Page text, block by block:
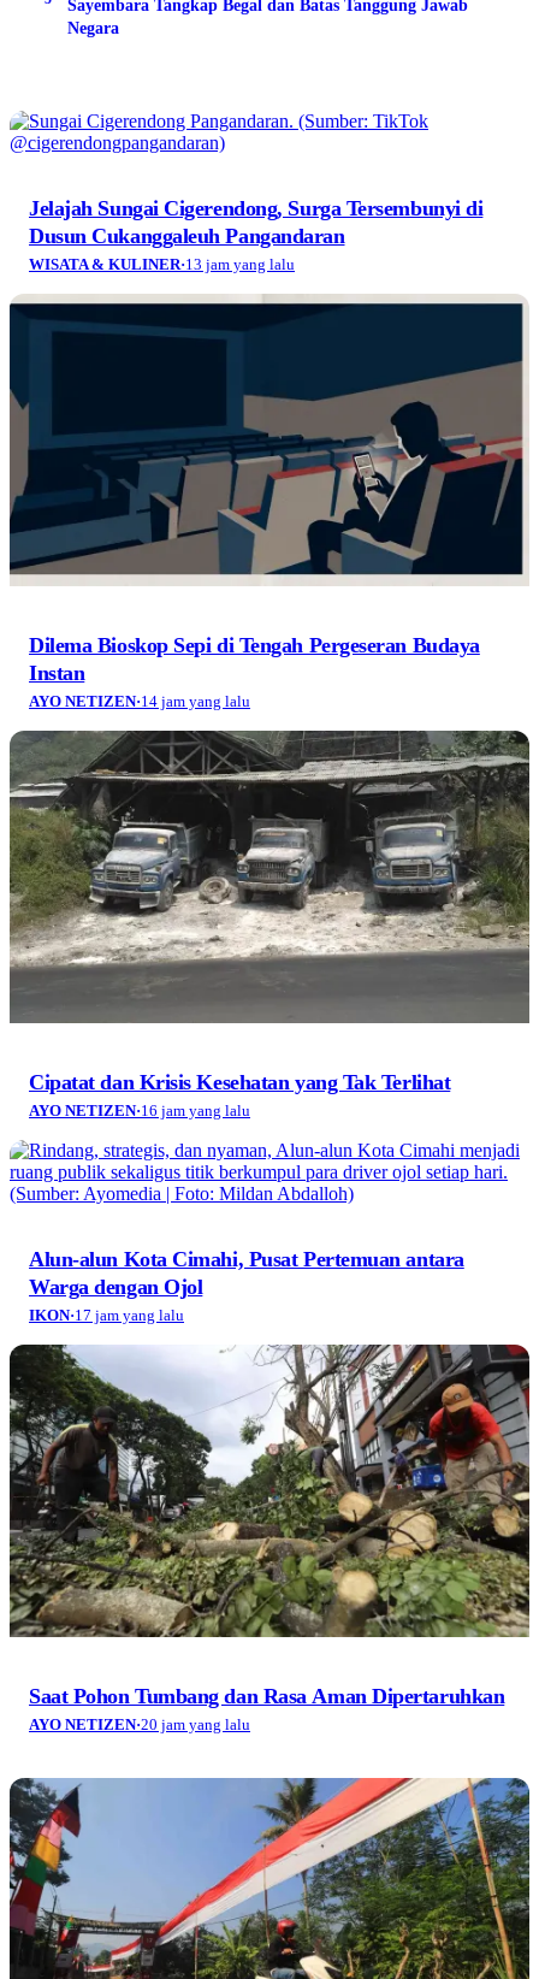
Sayembara Tangkap Begal dan Batas Tanggung Jawab
Negara
Jelajah Sungai Cigerendong, Surga Tersembunyi di
Dusun Cukanggaleuh Pangandaran
WISATA & KULINER·13 jam yang lalu
Dilema Bioskop Sepi di Tengah Pergeseran Budaya
Instan
AYO NETIZEN·14 jam yang lalu
Cipatat dan Krisis Kesehatan yang Tak Terlihat
AYO NETIZEN·16 jam yang lalu
Alun-alun Kota Cimahi, Pusat Pertemuan antara
Warga dengan Ojol
IKON·17 jam yang lalu
Saat Pohon Tumbang dan Rasa Aman Dipertaruhkan
AYO NETIZEN·20 jam yang lalu